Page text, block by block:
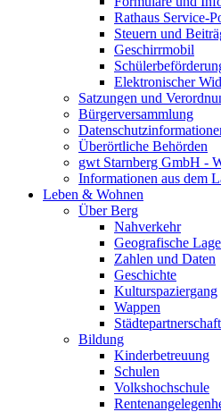
Rathaus Service-
Steuern und
Geschirrmobil
Elektronischer
Satzungen und
Bürgerversammlung
Überörtliche Behörden
gwt Starnberg GmbH -
Informationen aus dem
Leben & Wohnen
Über Berg
Nahverkehr
Geografische Lage
Zahlen und Daten
Geschichte
Kulturspaziergang
Wappen
Städtepartnerschaft
Bildung
Kinderbetreuung
Schulen
Volkshochschule